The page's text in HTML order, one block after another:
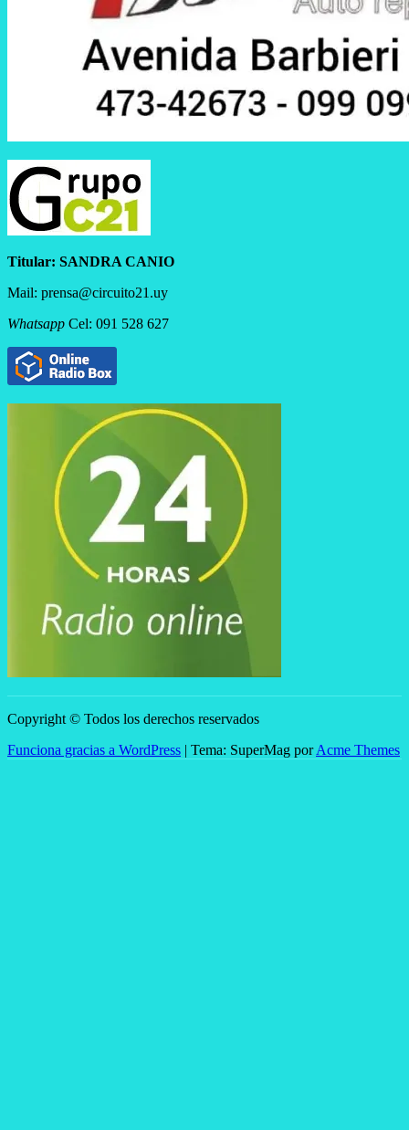
Titular: SANDRA CANIO
Mail: prensa@circuito21.uy
Whatsapp Cel: 091 528 627
Copyright © Todos los derechos reservados
Funciona gracias a WordPress
Tema: SuperMag porAcme Themes